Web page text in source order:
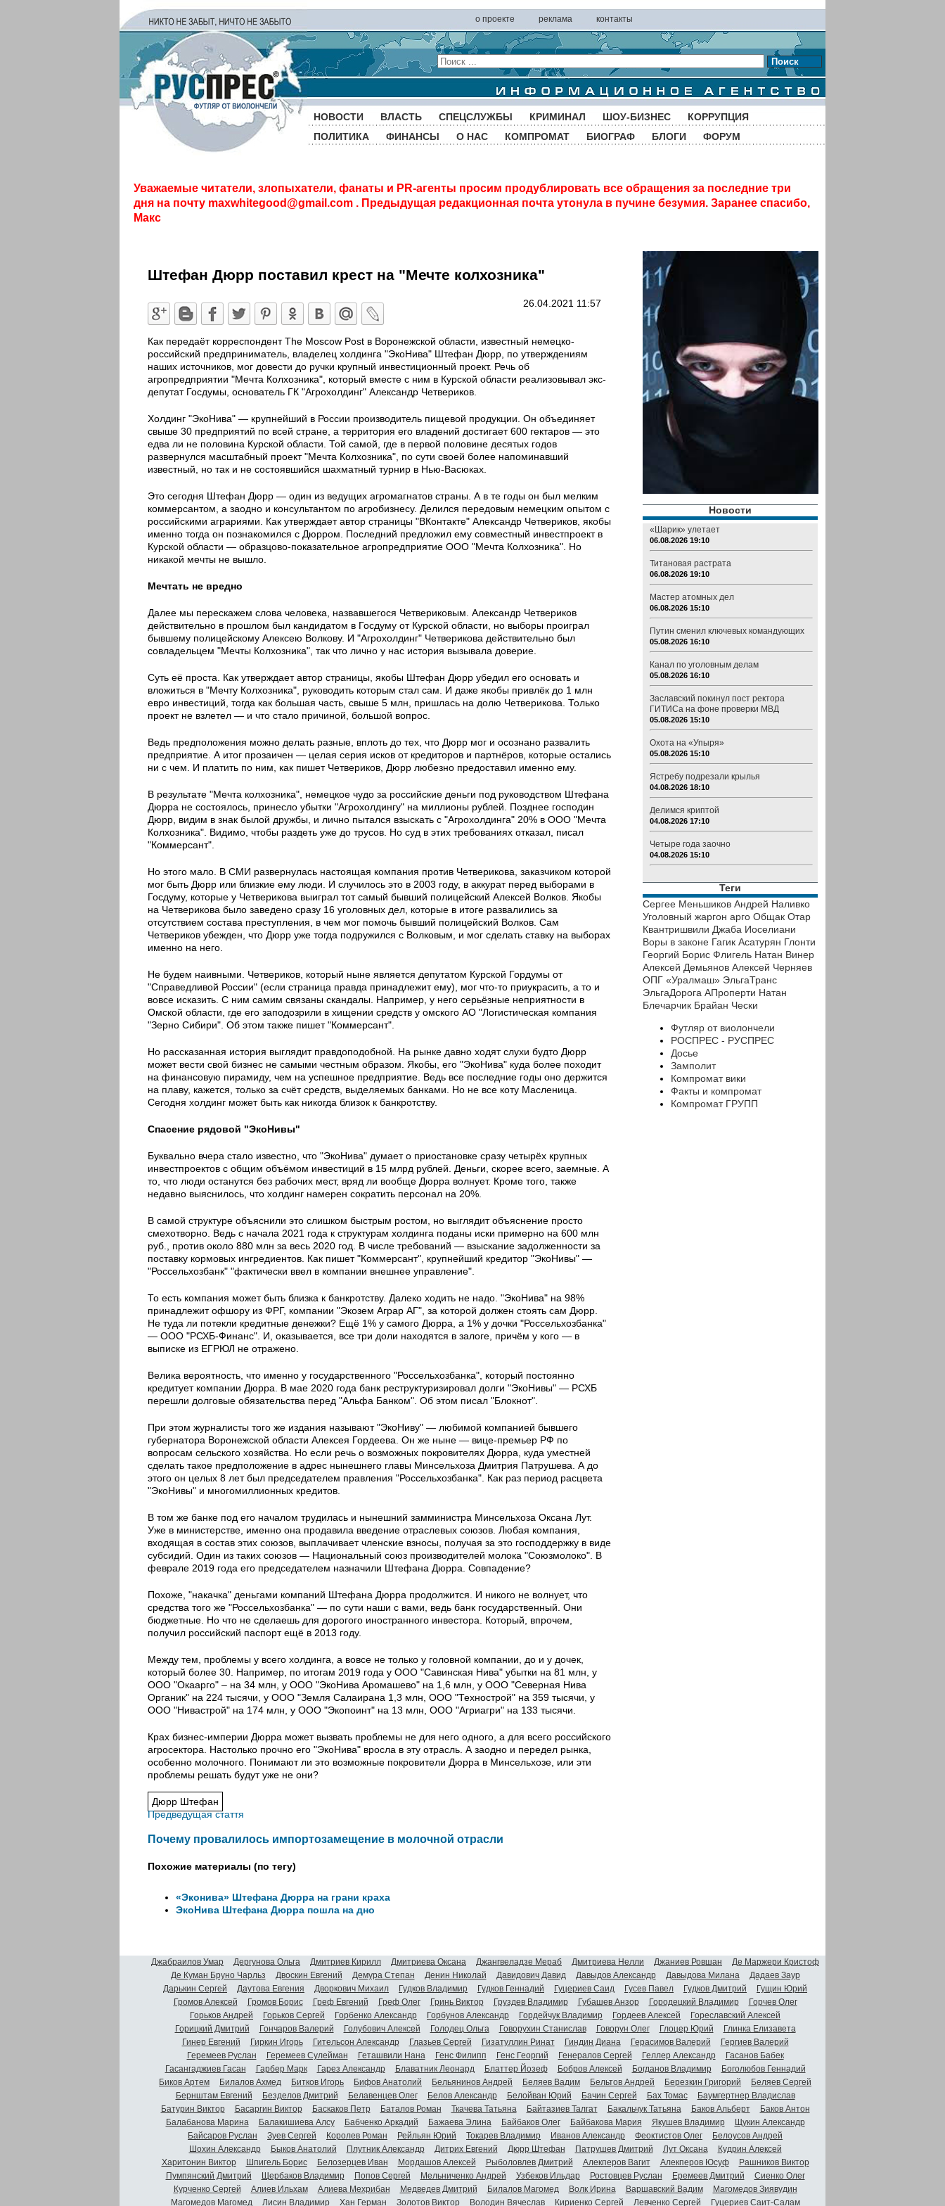
о проекте реклама контакты
Поиск
НОВОСТИ ВЛАСТЬ СПЕЦСЛУЖБЫ КРИМИНАЛ ШОУ-БИЗНЕС
КОРРУПЦИЯ
ПОЛИТИКА
ФИНАНСЫ О НАС КОМПРОМАТ БИОГРАФ БЛОГИ ФОРУМ
Уважаемые читатели, злопыхатели, фанаты и PR-агенты просим продублировать все обращения за последние три
дня на почту maxwhitegood@gmail.com . Предыдущая редакционная почта утонула в пучине безумия. Заранее спасибо,
Макс
Штефан Дюрр поставил крест на "Мечте колхозника"
26.04.2021 11:57
Как передаёт корреспондент The Moscow Post в Воронежской области, известный немецко-
российский предприниматель, владелец холдинга "ЭкоНива" Штефан Дюрр, по утверждениям
наших источников, мог довести до ручки крупный инвестиционный проект. Речь об
агропредприятии "Мечта Колхозника", который вместе с ним в Курской области реализовывал экс-
депутат Госдумы, основатель ГК "Агрохолдинг" Александр Четвериков.
Холдинг "ЭкоНива" — крупнейший в России производитель пищевой продукции. Он объединяет
свыше 30 предприятий по всей стране, а территория его владений достигает 600 гектаров — это
едва ли не половина Курской области. Той самой, где в первой половине десятых годов
развернулся масштабный проект "Мечта Колхозника", по сути своей более напоминавший
известный, но так и не состоявшийся шахматный турнир в Нью-Васюках.
Это сегодня Штефан Дюрр — один из ведущих агромагнатов страны. А в те годы он был мелким
коммерсантом, а заодно и консультантом по агробизнесу. Делился передовым немецким опытом с
российскими аграриями. Как утверждает автор страницы "ВКонтакте" Александр Четвериков, якобы
именно тогда он познакомился с Дюрром. Последний предложил ему совместный инвестпроект в
Курской области — образцово-показательное агропредприятие ООО "Мечта Колхозника". Но
никакой мечты не вышло.
Мечтать не вредно
Далее мы перескажем слова человека, назвавшегося Четвериковым. Александр Четвериков
действительно в прошлом был кандидатом в Госдуму от Курской области, но выборы проиграл
бывшему полицейскому Алексею Волкову. И "Агрохолдинг" Четверикова действительно был
совладельцем "Мечты Колхозника", так что лично у нас история вызывала доверие.
Суть её проста. Как утверждает автор страницы, якобы Штефан Дюрр убедил его основать и
вложиться в "Мечту Колхозника", руководить которым стал сам. И даже якобы привлёк до 1 млн
евро инвестиций, тогда как большая часть, свыше 5 млн, пришлась на долю Четверикова. Только
проект не взлетел — и что стало причиной, большой вопрос.
Ведь предположения можно делать разные, вплоть до тех, что Дюрр мог и осознано развалить
предприятие. А итог прозаичен — целая серия исков от кредиторов и партнёров, которые остались
ни с чем. И платить по ним, как пишет Четвериков, Дюрр любезно предоставил именно ему.
В результате "Мечта колхозника", немецкое чудо за российские деньги под руководством Штефана
Дюрра не состоялось, принесло убытки "Агрохолдингу" на миллионы рублей. Позднее господин
Дюрр, видим в знак былой дружбы, и лично пытался взыскать с "Агрохолдинга" 20% в ООО "Мечта
Колхозника". Видимо, чтобы раздеть уже до трусов. Но суд в этих требованиях отказал, писал
"Коммерсант".
Но этого мало. В СМИ развернулась настоящая компания против Четверикова, заказчиком которой
мог быть Дюрр или близкие ему люди. И случилось это в 2003 году, в аккурат перед выборами в
Госдуму, которые у Четверикова выиграл тот самый бывший полицейский Алексей Волков. Якобы
на Четверикова было заведено сразу 16 уголовных дел, которые в итоге развалились за
отсутствием состава преступления, в чем мог помочь бывший полицейский Волков. Сам
Четвериков убежден, что Дюрр уже тогда подружился с Волковым, и мог сделать ставку на выборах
именно на него.
Не будем наивными. Четвериков, который ныне является депутатом Курской Гордумы от
"Справедливой России" (если страница правда принадлежит ему), мог что-то приукрасить, а то и
вовсе исказить. С ним самим связаны скандалы. Например, у него серьёзные неприятности в
Омской области, где его заподозрили в хищении средств у омского АО "Логистическая компания
"Зерно Сибири". Об этом также пишет "Коммерсант".
Но рассказанная история выглядит правдоподобной. На рынке давно ходят слухи будто Дюрр
может вести свой бизнес не самыми честным образом. Якобы, его "ЭкоНива" куда более походит
на финансовую пирамиду, чем на успешное предприятие. Ведь все последние годы оно держится
на плаву, кажется, только за счёт средств, выделяемых банками. Но не все коту Масленица.
Сегодня холдинг может быть как никогда близок к банкротству.
Спасение рядовой "ЭкоНивы"
Буквально вчера стало известно, что "ЭкоНива" думает о приостановке сразу четырёх крупных
инвестпроектов с общим объёмом инвестиций в 15 млрд рублей. Деньги, скорее всего, заемные. А
то, что люди останутся без рабочих мест, вряд ли вообще Дюрра волнует. Кроме того, также
недавно выяснилось, что холдинг намерен сократить персонал на 20%.
В самой структуре объяснили это слишком быстрым ростом, но выглядит объяснение просто
смехотворно. Ведь с начала 2021 года к структурам холдинга поданы иски примерно на 600 млн
руб., против около 880 млн за весь 2020 год. В числе требований — взыскание задолженности за
поставку кормовых ингредиентов. Как пишет "Коммерсант", крупнейший кредитор "ЭкоНивы" —
"Россельхозбанк" "фактически ввел в компании внешнее управление".
То есть компания может быть близка к банкротству. Далеко ходить не надо. "ЭкоНива" на 98%
принадлежит офшору из ФРГ, компании "Экозем Аграр АГ", за которой должен стоять сам Дюрр.
Не туда ли потекли кредитные денежки? Ещё 1% у самого Дюрра, а 1% у дочки "Россельхозбанка"
— ООО "РСХБ-Финанс". И, оказывается, все три доли находятся в залоге, причём у кого — в
выписке из ЕГРЮЛ не отражено.
Велика вероятность, что именно у государственного "Россельхозбанка", который постоянно
кредитует компании Дюрра. В мае 2020 года банк реструктуризировал долги "ЭкоНивы" — РСХБ
перешли долговые обязательства перед "Альфа Банком". Об этом писал "Блокнот".
При этом журналисты того же издания называют "ЭкоНиву" — любимой компанией бывшего
губернатора Воронежской области Алексея Гордеева. Он же ныне — вице-премьер РФ по
вопросам сельского хозяйства. Но если речь о возможных покровителях Дюрра, куда уместней
сделать такое предположение в адрес нынешнего главы Минсельхоза Дмитрия Патрушева. А до
этого он целых 8 лет был председателем правления "Россельхозбанка". Как раз период расцвета
"ЭкоНивы" и многомиллионных кредитов.
В том же банке под его началом трудилась и нынешний замминистра Минсельхоза Оксана Лут.
Уже в министерстве, именно она продавила введение отраслевых союзов. Любая компания,
входящая в состав этих союзов, выплачивает членские взносы, получая за это господдержку в виде
субсидий. Один из таких союзов — Национальный союз производителей молока "Союзмолоко". В
феврале 2019 года его председателем назначили Штефана Дюрра. Совпадение?
Похоже, "накачка" деньгами компаний Штефана Дюрра продолжится. И никого не волнует, что
средства того же "Россельхозбанка" — по сути наши с вами, ведь банк государственный. Они
бюджетные. Но что не сделаешь для дорогого иностранного инвестора. Который, впрочем,
получил российский паспорт ещё в 2013 году.
Между тем, проблемы у всего холдинга, а вовсе не только у головной компании, до и у дочек,
который более 30. Например, по итогам 2019 года у ООО "Савинская Нива" убытки на 81 млн, у
ООО "Окаарго" – на 34 млн, у ООО "ЭкоНива Аромашево" на 1,6 млн, у ООО "Северная Нива
Органик" на 224 тысячи, у ООО "Земля Салаирана 1,3 млн, ООО "Технострой" на 359 тысячи, у
ООО "Нивастрой" на 174 млн, у ООО "Экопоинт" на 13 млн, ООО "Агриагри" на 133 тысячи.
Крах бизнес-империи Дюрра может вызвать проблемы не для него одного, а для всего российского
агросектора. Настолько прочно его "ЭкоНива" вросла в эту отрасль. А заодно и передел рынка,
особенно молочного. Понимают ли это возможные покровители Дюрра в Минсельхозе, или эти
проблемы решать будут уже не они?
Дюрр Штефан
Предведущая стаття
Почему провалилось импортозамещение в молочной отрасли
Похожие материалы (по тегу)
«Эконива» Штефана Дюрра на грани краха
ЭкоНива Штефана Дюрра пошла на дно
Новости
«Шарик» улетает
06.08.2026 19:10
Титановая растрата
06.08.2026 19:10
Мастер атомных дел
06.08.2026 15:10
Путин сменил ключевых командующих
05.08.2026 16:10
Канал по уголовным делам
05.08.2026 16:10
Заславский покинул пост ректора
ГИТИСа на фоне проверки МВД
05.08.2026 15:10
Охота на «Упыря»
05.08.2026 15:10
Ястребу подрезали крылья
04.08.2026 18:10
Делимся криптой
04.08.2026 17:10
Четыре года заочно
04.08.2026 15:10
Теги
Сергее Меньшиков Андрей Наливко
Уголовный жаргон арго Общак Отар
Квантришвили Джаба Иоселиани
Воры в законе Гагик Асатурян Глонти
Георгий Борис Флигель Натан Винер
Алексей Демьянов Алексей Черняев
ОПГ «Уралмаш» ЭльгаТранс
ЭльгаДорога АПроперти Натан
Блечарчик Брайан Чески
Футляр от виолончели
РОСПРЕС - РУСПРЕС
Досье
Замполит
Компромат вики
Факты и компромат
Компромат ГРУПП
Джабраилов Умар Дергунова Ольга Дмитриев Кирилл Дмитриева Оксана Джангвеладзе Мераб Дмитриева Нелли Джаниев Ровшан
Де Маржери Кристоф
Де Куман Бруно Чарльз
Двоскин Евгений Демура Степан Денин Николай Давидович Давид Давыдов Александр Давыдова Милана
Дадаев Заур
Дарькин Сергей
Даутова Евгения Дворкович Михаил Гудков Владимир Гудков Геннадий Гуцериев Саид Гусев Павел Гудков Дмитрий
Гущин Юрий
Громов Алексей
Громов Борис Греф Евгений Греф Олег Гринь Виктор Груздев Владимир Губашев Анзор Городецкий Владимир
Горчев Олег
Горьков Андрей
Горьков Сергей Горбенко Александр Горбунов Александр Гордейчук Владимир Гордеев Алексей
Гореславский Алексей
Горицкий Дмитрий
Гончаров Валерий Голубович Алексей Голодец Ольга Говорухин Станислав Говорун Олег Глоцер Юрий
Глинка Елизавета
Гинер Евгений
Гиркин Игорь Гительсон Александр Глазьев Сергей Гизатуллин Ринат Гиндин Диана Герасимов Валерий
Гергиев Валерий
Геремеев Руслан
Геремеев Сулейман Геташвили Нана Генс Филипп Генс Георгий Генералов Сергей Геллер Александр
Гасанов Бабек
Гасангаджиев Гасан
Гарбер Марк Гарез Александр Блаватник Леонард Блаттер Йозеф Бобров Алексей Богданов Владимир
Боголюбов Геннадий
Биков Артем
Билалов Ахмед Битков Игорь Бифов Анатолий Бельянинов Андрей Беляев Вадим Бельтов Андрей Березкин Григорий
Беляев Сергей
Бернштам Евгений
Безделов Дмитрий Белавенцев Олег Белов Александр Белойван Юрий Бачин Сергей Бах Томас
Баумгертнер Владислав
Батурин Виктор
Басаргин Виктор Баскаков Петр Баталов Роман Ткачева Татьяна Байтазиев Талгат Бакальчук Татьяна Баков Альберт
Баков Антон
Балабанова Марина
Балакишиева Алсу Бабченко Аркадий Бажаева Элина Байбаков Олег Байбакова Мария Якушев Владимир
Щукин Александр
Байсаров Руслан
Зуев Сергей Королев Роман Рейльян Юрий Токарев Владимир Иванов Александр Феоктистов Олег
Белоусов Андрей
Шохин Александр
Быков Анатолий Плутник Александр Дитрих Евгений Дюрр Штефан Патрушев Дмитрий Лут Оксана
Кудрин Алексей
Харитонин Виктор
Шпигель Борис Белозерцев Иван Мордашов Алексей Рыболовлев Дмитрий Алекперов Вагит Алекперов Юсуф
Рашников Виктор
Пумпянский Дмитрий
Щербаков Владимир Попов Сергей Мельниченко Андрей Узбеков Ильдар Ростовцев Руслан Еремеев Дмитрий
Сиенко Олег
Курченко Сергей
Алиев Ильхам Алиева Мехрибан Медведев Дмитрий Билалов Магомед Волк Ирина Варшавский Вадим
Магомедов Зиявудин
Магомедов Магомед
Лисин Владимир Хан Герман Золотов Виктор Володин Вячеслав Кириенко Сергей Левченко Сергей Гуцериев Саит-Салам